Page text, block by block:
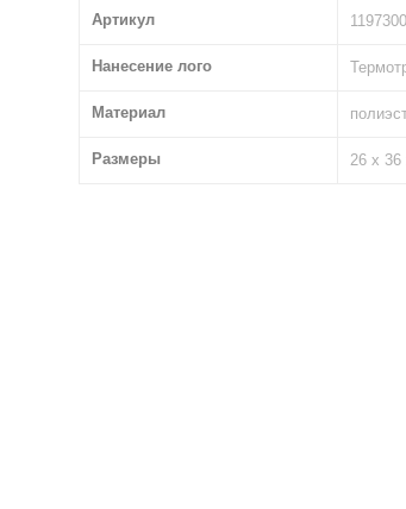
Артикул
Нанесение лого
Материал
Размеры 26 х 36